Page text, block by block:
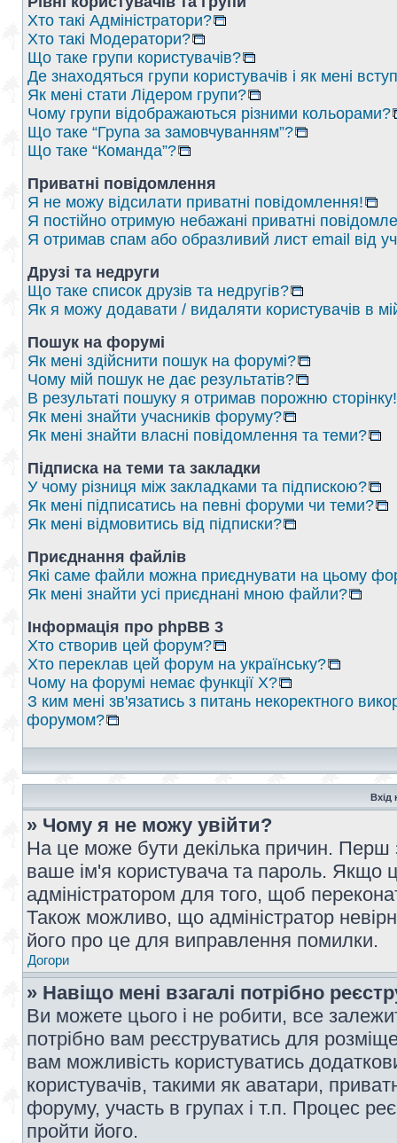
Хто такі Адміністратори?
Хто такі Модератори?
Що таке групи користувачів?
Де знаходяться групи користувачів і як мені
Як мені стати Лідером групи?
Чому групи відображаються різними кольорами?
Що таке “Група за замовчуванням”?
Що таке “Команда”?
Приватні повідомлення
Я не можу відсилати приватні повідомлення!
Я постійно отримую небажані приватні
Я отримав спам або образливий лист email від
Друзі та недруги
Що таке список друзів та недругів?
Як я можу додавати / видаляти користувачів в
Пошук на форумі
Як мені здійснити пошук на форумі?
Чому мій пошук не дає результатів?
В результаті пошуку я отримав порожню сторінку!
Як мені знайти учасників форуму?
Як мені знайти власні повідомлення та теми?
Підписка на теми та закладки
У чому різниця між закладками та підпискою?
Як мені підписатись на певні форуми чи теми?
Як мені відмовитись від підписки?
Приєднання файлів
Які саме файли можна приєднувати на цьому
Як мені знайти усі приєднані мною файли?
Інформація про phpBB 3
Хто створив цей форум?
Хто переклав цей форум на українську?
Чому на форумі немає функції X?
З ким мені зв'язатись з питань некоректного
форумом?
Вхід
» Чому я не можу увійти?
На це може бути декілька причин. Перш
ваше ім'я користувача та пароль. Якщо
адміністратором для того, щоб
Також можливо, що адміністратор
його про це для виправлення помилки.
Догори
» Навіщо мені взагалі потрібно
Ви можете цього і не робити, все
потрібно вам реєструватись для
вам можливість користуватись
користувачів, такими як аватари,
форуму, участь в групах і т.п. Процес
пройти його.